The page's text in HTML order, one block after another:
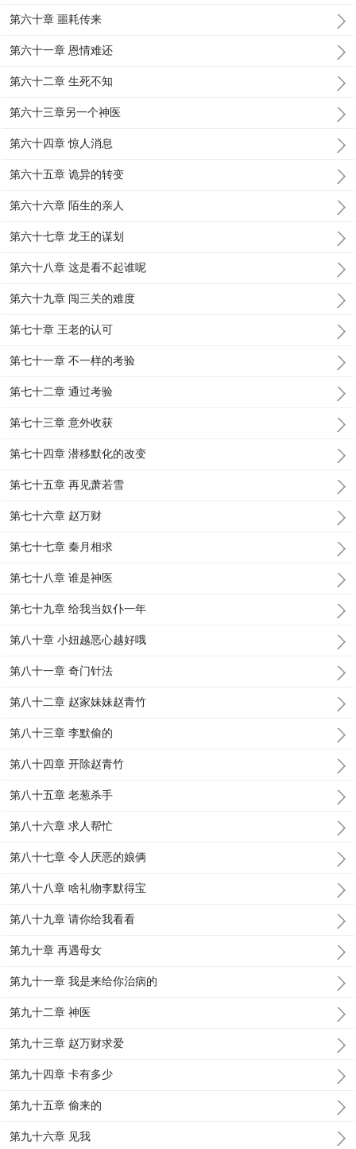
第六十章 噩耗传来
第六十一章 恩情难还
第六十二章 生死不知
第六十三章另一个神医
第六十四章 惊人消息
第六十五章 诡异的转变
第六十六章 陌生的亲人
第六十七章 龙王的谋划
第六十八章 这是看不起谁呢
第六十九章 闯三关的难度
第七十章 王老的认可
第七十一章 不一样的考验
第七十二章 通过考验
第七十三章 意外收获
第七十四章 潜移默化的改变
第七十五章 再见萧若雪
第七十六章 赵万财
第七十七章 秦月相求
第七十八章 谁是神医
第七十九章 给我当奴仆一年
第八十章 小妞越恶心越好哦
第八十一章 奇门针法
第八十二章 赵家妹妹赵青竹
第八十三章 李默偷的
第八十四章 开除赵青竹
第八十五章 老葱杀手
第八十六章 求人帮忙
第八十七章 令人厌恶的娘俩
第八十八章 啥礼物李默得宝
第八十九章 请你给我看看
第九十章 再遇母女
第九十一章 我是来给你治病的
第九十二章 神医
第九十三章 赵万财求爱
第九十四章 卡有多少
第九十五章 偷来的
第九十六章 见我